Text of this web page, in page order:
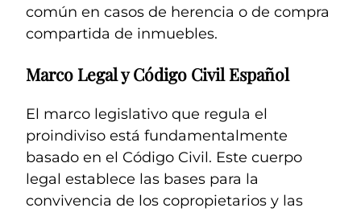
común en casos de herencia o de compra
compartida de inmuebles.
Marco Legal y Código Civil Español
El marco legislativo que regula el
proindiviso está fundamentalmente
basado en el Código Civil. Este cuerpo
legal establece las bases para la
convivencia de los copropietarios y las